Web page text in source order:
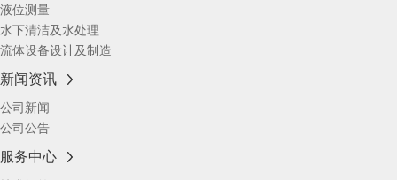
液位测量
水下清洁及水处理
流体设备设计及制造
新闻资讯
公司新闻
公司公告
服务中心